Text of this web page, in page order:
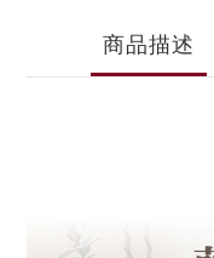
商品描述